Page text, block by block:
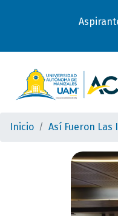
Inicio Así Fueron Las